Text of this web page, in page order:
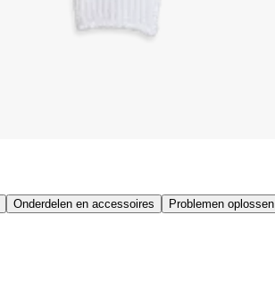
Onderdelen en accessoires Problemen oplossen